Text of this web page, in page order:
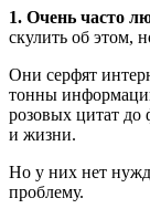
1. Очень часто
скулить об этом,
Они серфят
тонны
розовых цитат до
и жизни.
Но у них нет
проблему.